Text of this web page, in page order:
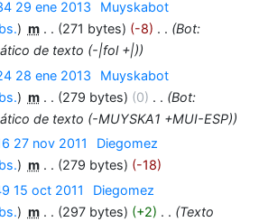
29 ene 2013
Muyskabot
m 271 bytes -8
Bot:
de texto (-|fol +|)
28 ene 2013
Muyskabot
m 279 bytes 0
Bot:
de texto (-MUYSKA1 +MUI-ESP)
27 nov 2011
Diegomez
m 279 bytes
-18
15 oct 2011
Diegomez
m 297 bytes +2
Texto